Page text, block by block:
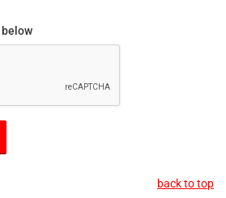
below
back to top